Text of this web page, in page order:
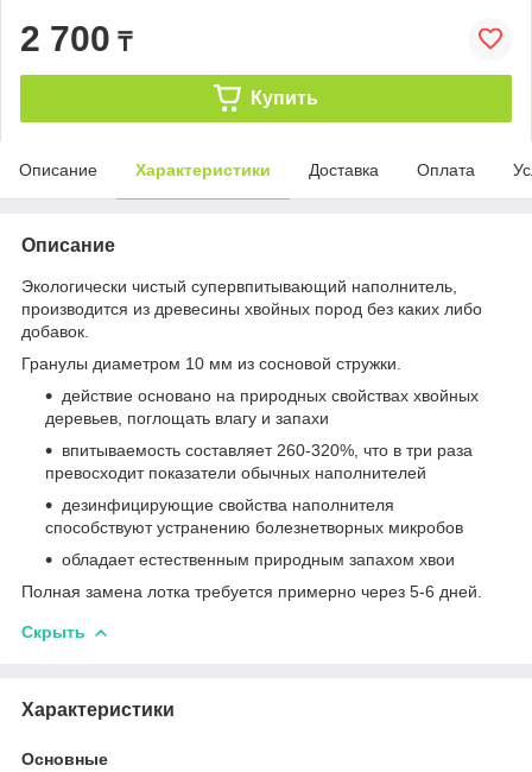
2 700 ₸
Купить
Описание Характеристики Доставка Оплата
Описание
Экологически чистый супервпитывающий наполнитель,
производится из древесины хвойных пород без каких либо
добавок.
Гранулы диаметром 10 мм из сосновой стружки.
действие основано на природных свойствах хвойных
деревьев, поглощать влагу и запахи
впитываемость составляет 260-320%, что в три раза
превосходит показатели обычных наполнителей
дезинфицирующие свойства наполнителя
способствуют устранению болезнетворных микробов
обладает естественным природным запахом хвои
Полная замена лотка требуется примерно через 5-6 дней.
Скрыть
Характеристики
Основные